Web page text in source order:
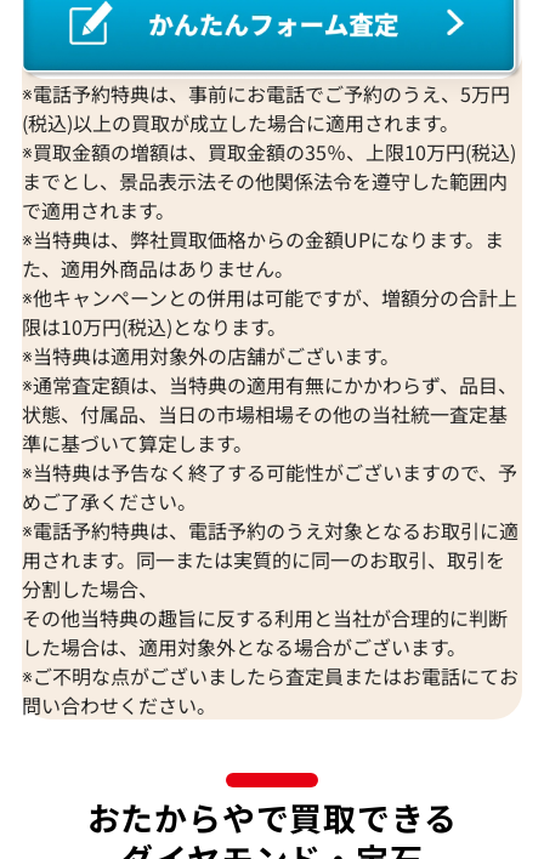
参考買取価格
1,274,000
2026年3月11日時点
参考買取価格
2026年2月11日
K18 ブルートパーズ・ダイヤモンド
65.57・0.26・0.06ct
参考買取価格
309,000円
2026年7月10日時点
K18 トルマリン
参考買取価格
297,000円
※電話予約特典は、事前にお電話でご予約のうえ、5万円
(税込)以上の買取が成立した場合に適用されます。
※買取金額の増額は、買取金額の35％、上限10万円(税込)
までとし、景品表示法その他関係法令を遵守した範囲内
で適用されます。
※当特典は、弊社買取価格からの金額UPになります。ま
た、適用外商品はありません。
※他キャンペーンとの併用は可能ですが、増額分の合計上
限は10万円(税込)となります。
※当特典は適用対象外の店舗がございます。
※通常査定額は、当特典の適用有無にかかわらず、品目、
状態、付属品、当日の市場相場その他の当社統一査定基
準に基づいて算定します。
※当特典は予告なく終了する可能性がございますので、予
めご了承ください。
※電話予約特典は、電話予約のうえ対象となるお取引に適
用されます。同一または実質的に同一のお取引、取引を
分割した場合、
その他当特典の趣旨に反する利用と当社が合理的に判断
した場合は、適用対象外となる場合がございます。
※ご不明な点がございましたら査定員またはお電話にてお
問い合わせください。
おたからやで買取できる